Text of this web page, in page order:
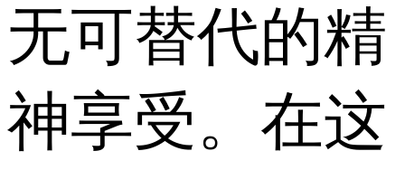
无可替代的精
神享受。在这